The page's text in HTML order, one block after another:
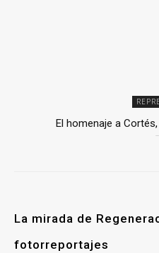
El homenaje a
La mirada de
fotorreportajes